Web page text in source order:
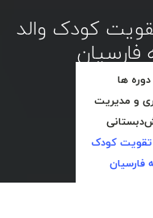
کودک والد
فارسیان
دوره ها
و مدیریت
تقویت کودک
فارسیان